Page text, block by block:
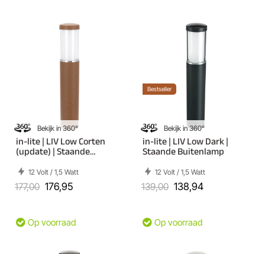
Bekijk in 360°
in-lite | LIV Low Corten
(update) | Staande
12 Volt / 1,5 Watt
177,00 176,95
Op voorraad
Bekijk in 360°
Bestseller
in-lite | LIV Low Dark |
Staande Buitenlamp
12 Volt / 1,5 Watt
139,00 138,94
Op voorraad